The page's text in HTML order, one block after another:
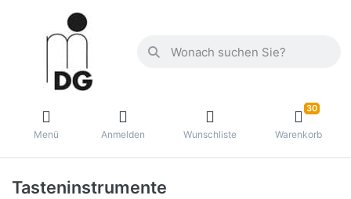
Menü Anmelden Wunschliste
30
Warenkorb
Tasteninstrumente